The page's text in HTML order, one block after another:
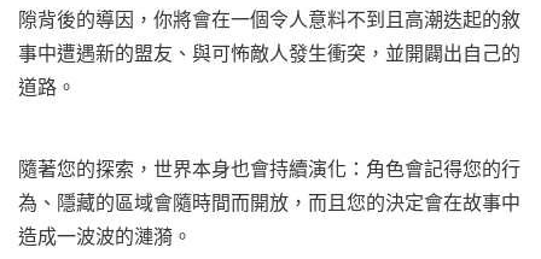
隙背後的導因，你將會在一個令人意料不到且高潮迭起的敘
事中遭遇新的盟友、與可怖敵人發生衝突，並開闢出自己的
道路。
隨著您的探索，世界本身也會持續演化：角色會記得您的行
為、隱藏的區域會隨時間而開放，而且您的決定會在故事中
造成一波波的漣漪。